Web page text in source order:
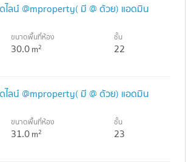
ไลน์ @mproperty( มี @ ด้วย) แอดมิน
ขนาดพื้นที่ห้อง
30.0m2
ชั้น
22
ไลน์ @mproperty( มี @ ด้วย) แอดมิน
ขนาดพื้นที่ห้อง
31.0m2
ชั้น
23